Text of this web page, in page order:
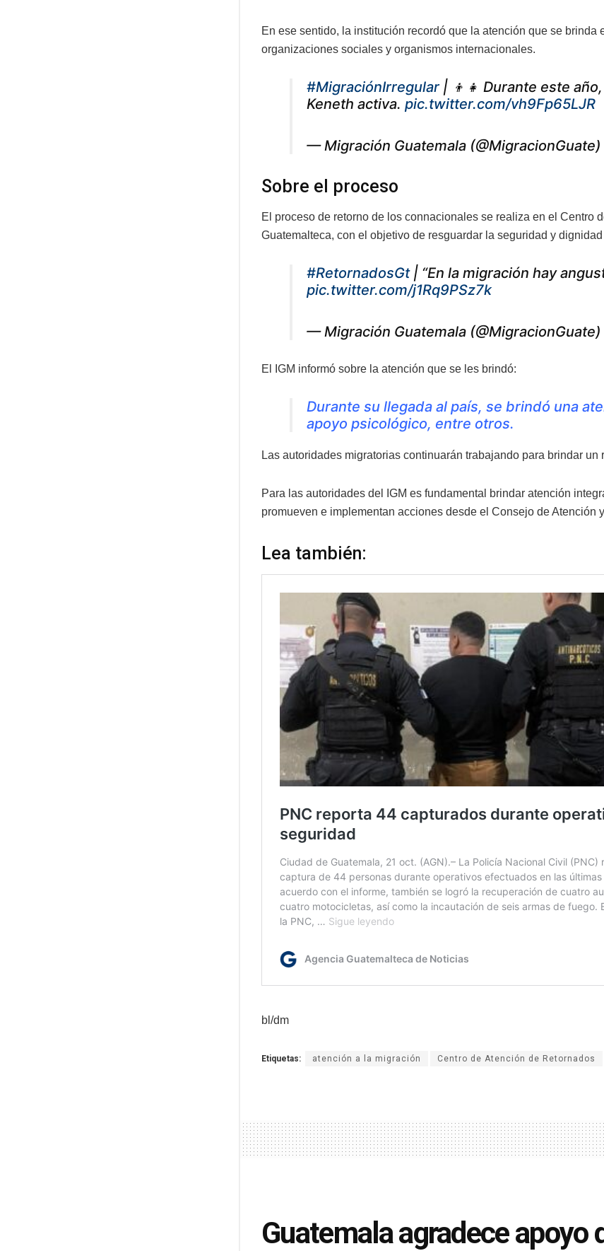
En ese sentido, la institución recordó que la atención que se
organizaciones sociales y organismos internacionales.
#MigraciónIrregular| 👦👧 Durante este
Keneth activa. pic.twitter.com/vh9Fp65LJR
— Migración Guatemala (@MigracionGuate)
Sobre el proceso
El proceso de retorno de los connacionales se realiza en el Centro
Guatemalteca, con el objetivo de resguardar la seguridad y
#RetornadosGt| “En la migración hay
pic.twitter.com/j1Rq9PSz7k
— Migración Guatemala (@MigracionGuate)
El IGM informó sobre la atención que se les brindó:
Durante su llegada al país, se brindó una
apoyo psicológico, entre otros.
Las autoridades migratorias continuarán trabajando para brindar
Para las autoridades del IGM es fundamental brindar atención
promueven e implementan acciones desde el Consejo de Atención
Lea también:
bl/dm
Etiquetas: atención a la migración Centro de Atención de Retornados
Guatemala agradece apoyo